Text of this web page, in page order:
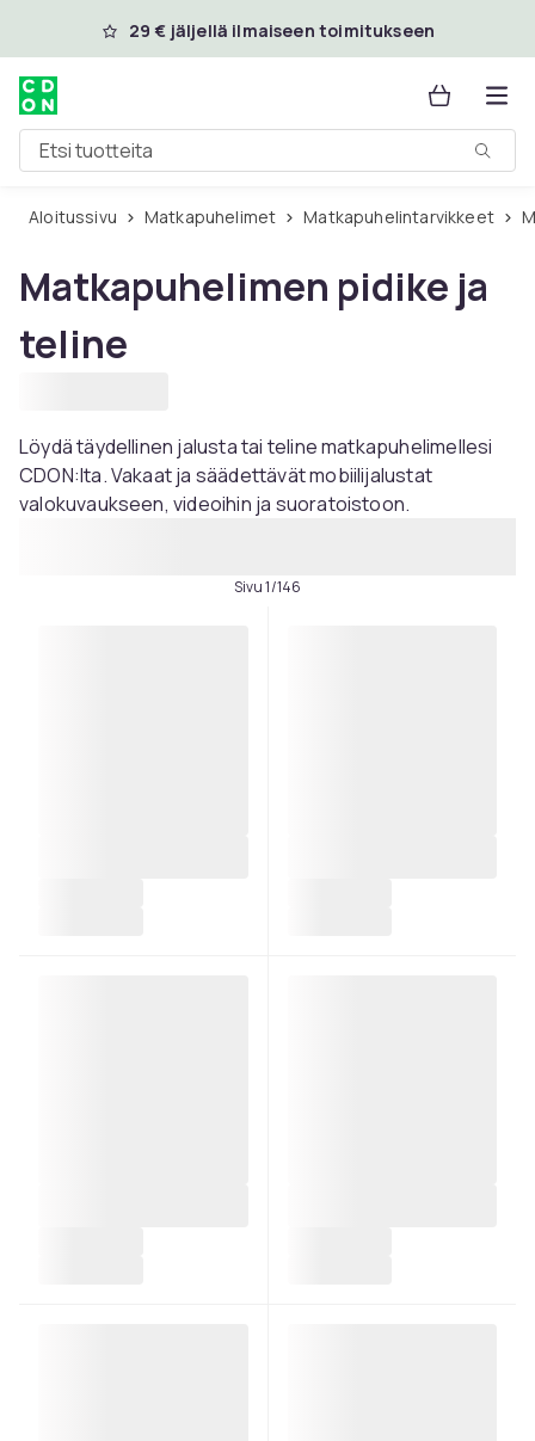
Ohita ja siirry pääsisältöön
29 € jäljellä ilmaiseen toimitukseen
Etsi tuotteita
Aloitussivu Matkapuhelimet Matkapuhelintarvikkeet
Matkapuhelimen pidike ja
teline
Löydä täydellinen jalusta tai teline matkapuhelimellesi
CDON:lta. Vakaat ja säädettävät mobiilijalustat
valokuvaukseen, videoihin ja suoratoistoon.
Sivu 1/146